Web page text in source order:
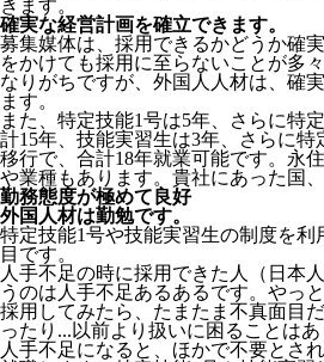
きます。
確実な経営計画を確立できます。
募集媒体は、採用できるかどうか確
をかけても採用に至らないことが多
なりがちですが、外国人人材は、確
ます。
また、特定技能1号は5年、さらに特
計15年、技能実習生は3年、さらに特
移行で、合計18年就業可能です。永
や業種もあります。貴社にあった国
勤務態度が極めて良好
外国人材は勤勉です。
特定技能1号や技能実習生の制度を
目 です。
人手不足の時に採用できた人（日本
うのは人手不足あるあるです。やっ
採用してみたら、たまたま不真面目
ったり...以前より扱いに困ることはあ
人手不足になると、ほかで不要とさ